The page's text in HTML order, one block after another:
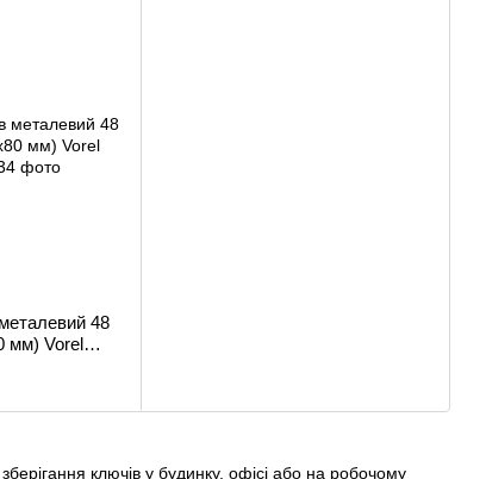
ключів у будинку, офісі або на робочому
48
мм) Vorel